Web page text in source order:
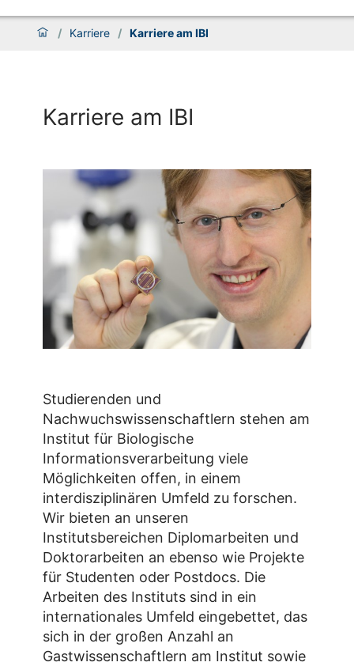
/ Karriere / Karriere am IBI
Karriere am IBI
Studierenden und
Nachwuchswissenschaftlern stehen am
Institut für Biologische
Informationsverarbeitung viele
Möglichkeiten offen, in einem
interdisziplinären Umfeld zu forschen.
Wir bieten an unseren
Institutsbereichen Diplomarbeiten und
Doktorarbeiten an ebenso wie Projekte
für Studenten oder Postdocs. Die
Arbeiten des Instituts sind in ein
internationales Umfeld eingebettet, das
sich in der großen Anzahl an
Gastwissenschaftlern am Institut sowie